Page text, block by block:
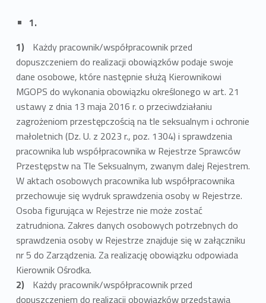
1.
Każdy pracownik/współpracownik przed
dopuszczeniem do realizacji obowiązków podaje swoje
dane osobowe, które następnie służą Kierownikowi
MGOPS do wykonania obowiązku określonego w art. 21
ustawy z dnia 13 maja 2016 r. o przeciwdziałaniu
zagrożeniom przestępczością na tle seksualnym i ochronie
małoletnich (Dz. U. z 2023 r., poz. 1304) i sprawdzenia
pracownika lub współpracownika w Rejestrze Sprawców
Przestępstw na Tle Seksualnym, zwanym dalej Rejestrem.
W aktach osobowych pracownika lub współpracownika
przechowuje się wydruk sprawdzenia osoby w Rejestrze.
Osoba figurująca w Rejestrze nie może zostać
zatrudniona. Zakres danych osobowych potrzebnych do
sprawdzenia osoby w Rejestrze znajduje się w załączniku
nr 5 do Zarządzenia. Za realizację obowiązku odpowiada
Kierownik Ośrodka.
Każdy pracownik/współpracownik przed
dopuszczeniem do realizacji obowiązków przedstawia